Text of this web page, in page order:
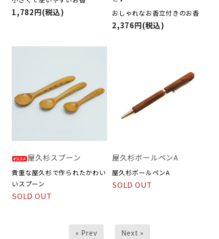
1,782円(税込) おしゃれなお香立付きのお香
2,376円(税込)
屋久杉スプーン
貴重な屋久杉で作られたかわい
いスプーン
SOLD OUT
屋久杉ボールペンA
屋久杉ボールペンA
SOLD OUT
« Prev Next »